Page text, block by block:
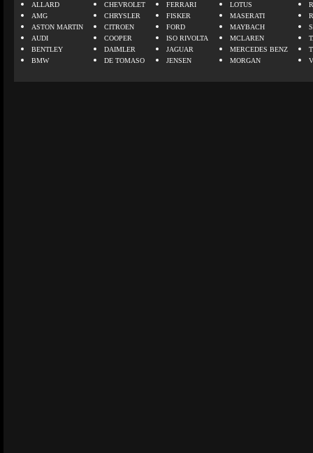
ALLARD
AMG
ASTON MARTIN
AUDI
BENTLEY
BMW
CHEVROLET
CHRYSLER
CITROEN
COOPER
DAIMLER
DE TOMASO
FERRARI
FISKER
FORD
ISO RIVOLTA
JAGUAR
JENSEN
LOTUS
MASERATI
MAYBACH
MCLAREN
MERCEDES BENZ
MORGAN